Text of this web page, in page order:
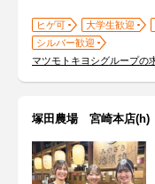
ヒゲ可 大学生歓迎
シルバー歓迎
マツモトキヨシグループの
塚田農場 宮崎本店(h)